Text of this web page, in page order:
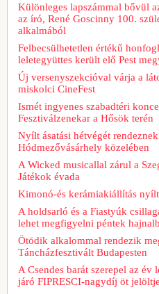
Különleges lapszámmal bővül
az író, René Goscinny 100.
alkalmából
Felbecsülhetetlen értékű
leletegyüttes került elő Pest
Új versenyszekcióval várja a
miskolci CineFest
Ismét ingyenes szabadtéri
Fesztiválzenekar a Hősök terén
Nyílt ásatási hétvégét rendeznek
Hódmezővásárhely közelében
A Wicked musicallal zárul a
Játékok évada
Kimonó-és kerámiakiállítás
A holdsarló és a Fiastyúk
lehet megfigyelni péntek
Ötödik alkalommal rendezik
Táncházfesztivált Budapesten
A Csendes barát szerepel az
járó FIPRESCI-nagydíj öt